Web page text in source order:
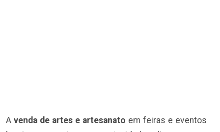
A venda de artes e artesanato em feiras e eventos